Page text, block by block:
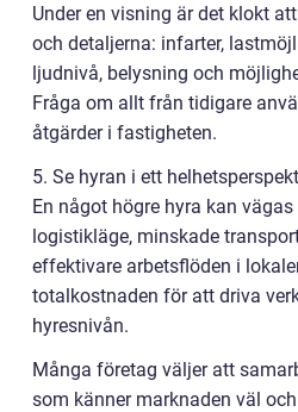
Under en visning är det klokt
och detaljerna: infarter,
ljudnivå, belysning och
Fråga om allt från tidigare
åtgärder i fastigheten.
5. Se hyran i ett
En något högre hyra kan
logistikläge, minskade
effektivare arbetsflöden i
totalkostnaden för att driva
hyresnivån.
Många företag väljer att
som känner marknaden väl